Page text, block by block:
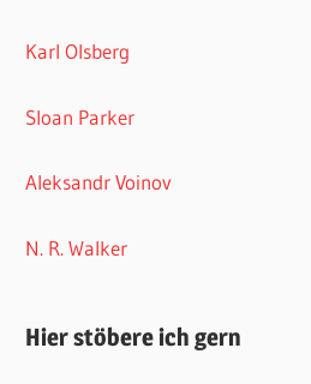
Karl Olsberg
Sloan Parker
Aleksandr Voinov
N. R. Walker
Hier stöbere ich gern